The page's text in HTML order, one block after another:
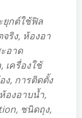
ยุกต์ใช้ฟิล
ริง, ห้องอา
อาด
เครื่องใช้
ง, การติดตั้ง
องอาบน้ำ,
ชนิดถุง,